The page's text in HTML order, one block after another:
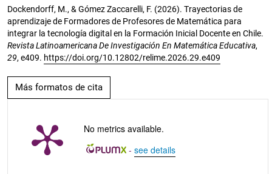
Dockendorff, M., & Gómez Zaccarelli, F. (2026). Trayectorias de
aprendizaje de Formadores de Profesores de Matemática para
integrar la tecnología digital en la Formación Inicial Docente en Chile.
Revista Latinoamericana De Investigación En Matemática Educativa,
29, e409. https://doi.org/10.12802/relime.2026.29.e409
Más formatos de cita
No metrics available.
- see details